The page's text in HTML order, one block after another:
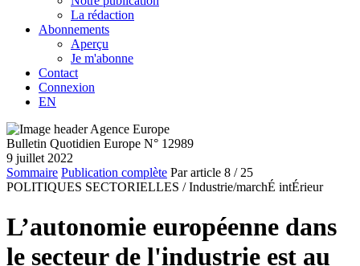
La rédaction
Abonnements
Aperçu
Je m'abonne
Contact
Connexion
EN
Bulletin Quotidien Europe N° 12989
9 juillet 2022
Sommaire Publication complète Par article 8 / 25
POLITIQUES SECTORIELLES / Industrie/marchÉ intÉrieur
L’autonomie européenne dans
le secteur de l'industrie est au